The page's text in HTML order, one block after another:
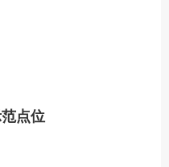
点位